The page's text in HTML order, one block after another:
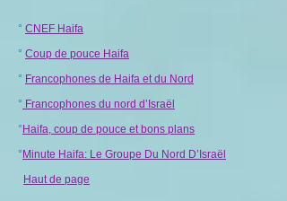
° CNEF Haifa
° Coup de pouce Haifa
° Francophones de Haifa et du Nord
° Francophones du nord d’Israël
° Haifa, coup de pouce et bons plans
° Minute Haifa: Le Groupe Du Nord D’Israël
Haut de page